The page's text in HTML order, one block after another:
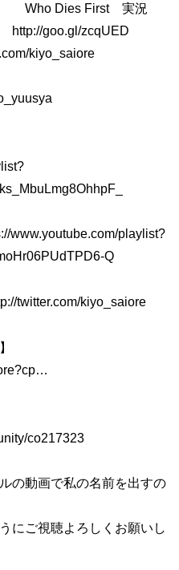
Who Dies First 実況
http://goo.gl/zcqUED
kiyo_saiore
www.youtube.com/playlist?
Q
twitter.com/kiyo_saiore
】
co217323
の動画で私の名前を出すの
にご視聴よろしくお願いし